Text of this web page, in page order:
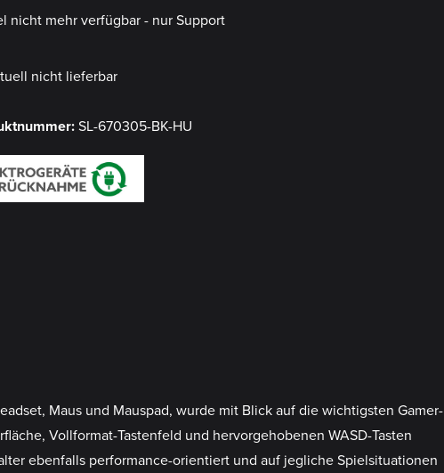
nicht mehr verfügbar - nur Support
nicht lieferbar
SL-670305-BK-HU
Maus und Mauspad, wurde mit Blick auf die wichtigsten Gamer-
Vollformat-Tastenfeld und hervorgehobenen WASD-Tasten
ebenfalls performance-orientiert und auf jegliche Spielsituationen